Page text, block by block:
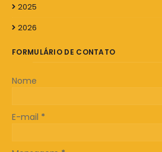
2025
2026
FORMULÁRIO DE CONTATO
Nome
E-mail *